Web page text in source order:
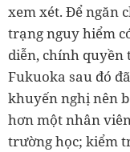
xem xét. Để ngăn
trạng nguy hiểm
diễn, chính quyền
Fukuoka sau đó
khuyến nghị nên
hơn một nhân
trường học; kiểm